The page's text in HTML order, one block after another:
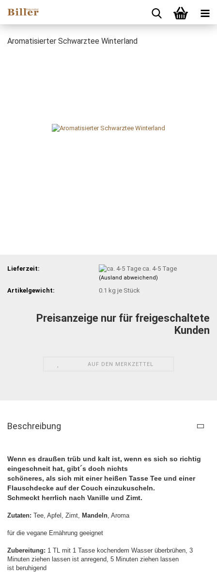
Aromatisierter Schwarztee Winterland
Lieferzeit: ca. 4-5 Tage
(Ausland abweichend)
Artikelgewicht: 0.1 kg je Stück
Preisanzeige nur für freigeschaltete
Kunden
AUF DEN MERKZETTEL
Beschreibung
Wenn es draußen trüb und kalt ist, wenn es sich so richtig
eingeschneit hat, gibt´s doch nichts
schöneres, als sich mit einer heißen Tasse Tee und einer
Flauschdecke auf der Couch einzukuscheln.
Schmeckt herrlich nach Vanille und Zimt.
Zutaten: Tee, Apfel, Zimt, Mandeln, Aroma
für die vegane Ernährung geeignet
Zubereitung: 1 TL mit 1 Tasse kochendem Wasser überbrühen, 3
Minuten ziehen lassen ist anregend, 5 Minuten ziehen lassen
ist beruhigend